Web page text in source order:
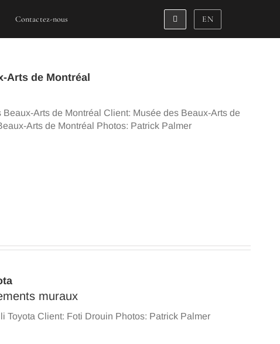
Contactez-nous EN
Arts de Montréal
Arts de Montréal Client: Musée des Beaux-Arts de
Arts de Montréal Photos: Patrick Palmer
muraux
Toyota Client: Foti Drouin Photos: Patrick Palmer